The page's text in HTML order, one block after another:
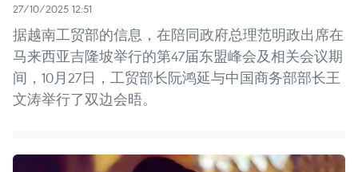
27/10/2025 12:51
据越南工贸部的信息，在陪同政府总理范明政出席在
马来西亚吉隆坡举行的第47届东盟峰会及相关会议期
间，10月27日，工贸部长阮鸿延与中国商务部部长王
文涛举行了双边会晤。